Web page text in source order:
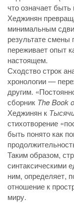
что означает
Хеджинян
минимальным
результате смены
переживает опыт
настоящем.
Сходство строк
хронологии —
другим.
сборник The Book
Хеджинян к
стихотворение
быть понято как
Таким образом,
синтаксическими
ним, определяет,
отношение к
миру.